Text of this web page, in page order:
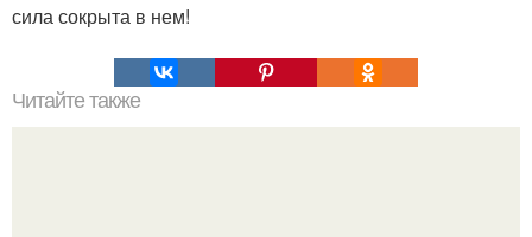
сила сокрыта в нем!
Читайте также